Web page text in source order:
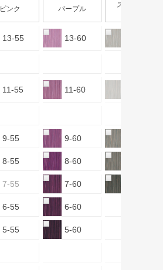
ピンク パープル
スモーキー
13-55 13-60
11-55 11-60
9-55 9-60
8-55 8-60
7-55 7-60
6-55 6-60
5-55 5-60